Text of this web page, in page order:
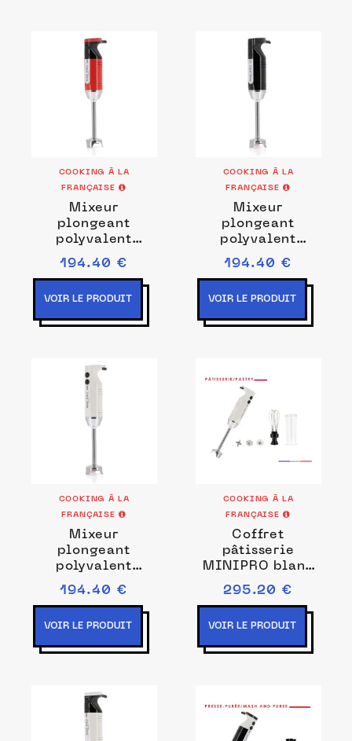
COOKING À LA
FRANÇAISE
Mixeur
plongeant
polyvalent
MINIPRO rouge /
noir Prise de
194.40 €
VOIR LE PRODUIT
COOKING À LA
FRANÇAISE
Mixeur
plongeant
polyvalent
MINIPRO noir
Couleurs Noir
194.40 €
VOIR LE PRODUIT
COOKING À LA
FRANÇAISE
Mixeur
plongeant
polyvalent
MINIPRO blanc
Couleurs Blanc
194.40 €
VOIR LE PRODUIT
COOKING À LA
FRANÇAISE
Coffret
pâtisserie
MINIPRO blanc
Prise de courant
EU
295.20 €
VOIR LE PRODUIT